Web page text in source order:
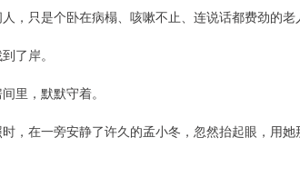
，只是个卧在病榻、咳嗽不止、连说话都费劲的老
了岸。
里，默默守着。
，在一旁安静了许久的孟小冬，忽然抬起眼，用